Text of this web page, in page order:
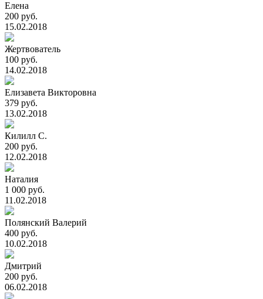
Елена
200 руб.
15.02.2018
Жертвователь
100 руб.
14.02.2018
Елизавета Викторовна
379 руб.
13.02.2018
Килилл С.
200 руб.
12.02.2018
Наталия
1 000 руб.
11.02.2018
Полянский Валерий
400 руб.
10.02.2018
Дмитрий
200 руб.
06.02.2018